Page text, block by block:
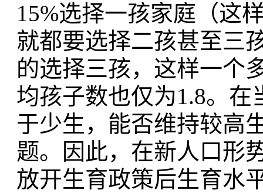
15%选择一孩家庭（这
就都要选择二孩甚至三
的选择三孩，这样一个
均孩子数也仅为1.8。
于少生，能否维持较高
题。因此，在新人口形
放开生育政策后生育水